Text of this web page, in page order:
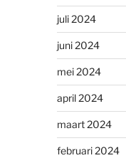
juli 2024
juni 2024
mei 2024
april 2024
maart 2024
februari 2024